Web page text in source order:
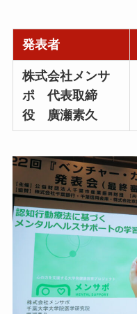
発表者
株式会社メンサ
ポ 代表取締
役 廣瀬素久